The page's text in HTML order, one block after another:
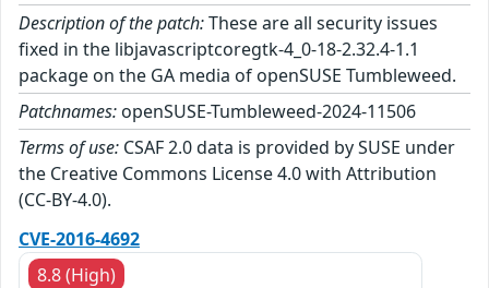
Description of the patch:These are all security issues
fixed in the libjavascriptcoregtk-4_0-18-2.32.4-1.1
package on the GA media of openSUSE Tumbleweed.
Patchnames: openSUSE-Tumbleweed-2024-11506
Terms of use: CSAF 2.0 data is provided by SUSE under
the Creative Commons License 4.0 with Attribution
(CC-BY-4.0).
CVE-2016-4692
8.8 (High)